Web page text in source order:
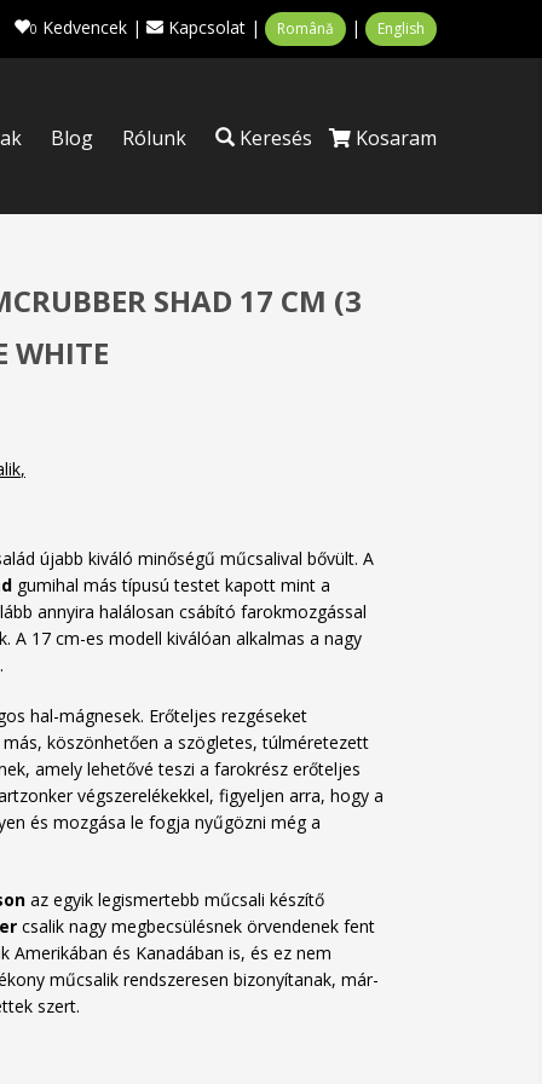
0 Kedvencek | Kapcsolat | Română | English
Blog Rólunk Keresés Kosaram
SHAD 17 CM (3
WHITE
újabb kiváló minőségű műcsalival bővült. A
gumihal más típusú testet kapott mint a
annyira halálosan csábító farokmozgással
A 17 cm-es modell kiválóan alkalmas a nagy
hal-mágnesek. Erőteljes rezgéseket
köszönhetően a szögletes, túlméretezett
amely lehetővé teszi a farokrész erőteljes
végszerelékekkel, figyeljen arra, hogy a
és mozgása le fogja nyűgözni még a
az egyik legismertebb műcsali készítő
csalik nagy megbecsülésnek örvendenek fent
Amerikában és Kanadában is, és ez nem
műcsalik rendszeresen bizonyítanak, már-
szert.